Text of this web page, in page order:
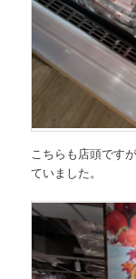
こちらも店頭です
ていました。